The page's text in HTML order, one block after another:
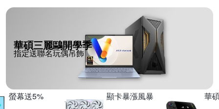
華碩三麗鷗開學季
指定送聯名玩偶吊飾
螢幕送5%
顯卡暴漲風暴
華